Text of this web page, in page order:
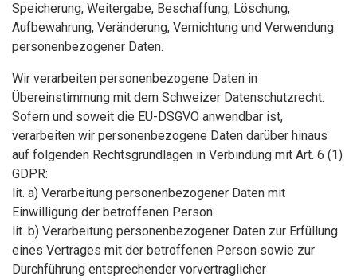
Speicherung, Weitergabe, Beschaffung, Löschung,
Aufbewahrung, Veränderung, Vernichtung und Verwendung
personenbezogener Daten.
Wir verarbeiten personenbezogene Daten in
Übereinstimmung mit dem Schweizer Datenschutzrecht.
Sofern und soweit die EU-DSGVO anwendbar ist,
verarbeiten wir personenbezogene Daten darüber hinaus
auf folgenden Rechtsgrundlagen in Verbindung mit Art. 6 (1)
GDPR:
lit. a) Verarbeitung personenbezogener Daten mit
Einwilligung der betroffenen Person.
lit. b) Verarbeitung personenbezogener Daten zur Erfüllung
eines Vertrages mit der betroffenen Person sowie zur
Durchführung entsprechender vorvertraglicher